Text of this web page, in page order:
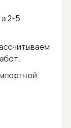
2-5